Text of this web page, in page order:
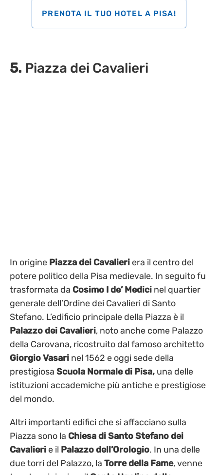
PRENOTA IL TUO HOTEL A PISA!
5. Piazza dei Cavalieri
In origine Piazza dei Cavalieri era il centro del
potere politico della Pisa medievale. In seguito fu
trasformata da Cosimo I de’ Medici nel quartier
generale dell’Ordine dei Cavalieri di Santo
Stefano. L’edificio principale della Piazza è il
Palazzo dei Cavalieri, noto anche come Palazzo
della Carovana, ricostruito dal famoso architetto
Giorgio Vasari nel 1562 e oggi sede della
prestigiosa Scuola Normale di Pisa, una delle
istituzioni accademiche più antiche e prestigiose
del mondo.
Altri importanti edifici che si affacciano sulla
Piazza sono la Chiesa di Santo Stefano dei
Cavalieri e il Palazzo dell’Orologio. In una delle
due torri del Palazzo, la Torre della Fame, venne